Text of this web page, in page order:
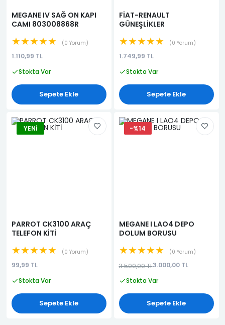
MEGANE IV SAĞ ON KAPI
CAMI 803008868R
★★★★★ 0 Yorum
1.110,99 TL
Stokta Var
Sepete Ekle
FİAT-RENAULT
GÜNEŞLİKLER
★★★★★ 0 Yorum
1.749,99 TL
Stokta Var
Sepete Ekle
YENI
PARROT CK3100 ARAÇ
TELEFON KİTİ
★★★★★ 0 Yorum
99,99 TL
Stokta Var
Sepete Ekle
-%14
MEGANE I LAO4 DEPO
DOLUM BORUSU
★★★★★ 0 Yorum
3.500,00 TL3.000,00 TL
Stokta Var
Sepete Ekle